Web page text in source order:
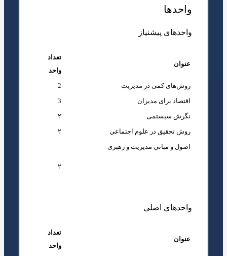
واحدها
واحدهای پیشنیاز
عنوان
تعداد
واحد
روش‌های کمی در مدیریت
2
اقتصاد برای مدیران
3
نگرش سیستمی
۲
روش تحقیق در علوم اجتماعي
۲
اصول و مباني مديريت و رهبری
۲
واحدهای اصلی
عنوان
تعداد
واحد